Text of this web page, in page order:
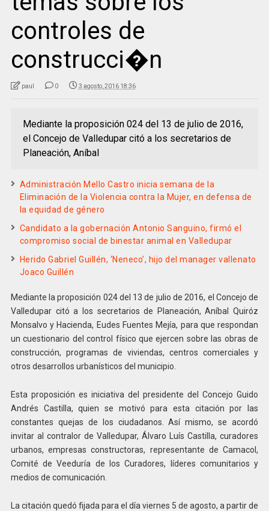
controles de
construcci�n
paul 0 3 agosto, 2016 18:36
Mediante la proposición 024 del 13 de julio de 2016,
el Concejo de Valledupar citó a los secretarios de
Planeación, Aníbal
Administración Mello Castro inicia semana de la
Eliminación de la Violencia contra la Mujer, en defensa de
la equidad de género
Candidato a la gobernación Antonio Sanguino, firmó el
compromiso social de binestar animal en Valledupar
Herido Gabriel Guillén, ‘Neneco’, hijo del manager vallenato
Joaco Guillén
Mediante la proposición 024 del 13 de julio de 2016, el Concejo de
Valledupar citó a los secretarios de Planeación, Aníbal Quiróz
Monsalvo y Hacienda, Eudes Fuentes Mejía, para que respondan
un cuestionario del control físico que ejercen sobre las obras de
construcción, programas de viviendas, centros comerciales y
otros desarrollos urbanísticos del municipio.
Esta proposición es iniciativa del presidente del Concejo Guido
Andrés Castilla, quien se motivó para esta citación por las
constantes quejas de los ciudadanos. Así mismo, se acordó
invitar al contralor de Valledupar, Álvaro Luís Castilla, curadores
urbanos, empresas constructoras, representante de Camacol,
Comité de Veeduría de los Curadores, líderes comunitarios y
medios de comunicación.
La citación quedó fijada para el día viernes 5 de agosto, a partir de